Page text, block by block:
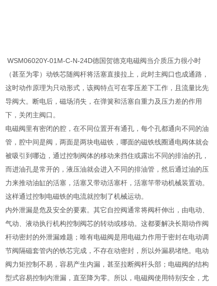
WSM06020Y-01M-C-N-24D德国贺德克电磁阀当介质压力很小时
（甚至为零）动铁芯随阀杆将活塞直接拉上，此时主阀口也成通路，
这时动作原理为只动形式，该阀特点可在零压差下工作，且流量比先
导阀大。断电后，磁场消失，在弹簧和活塞自重力及压力差的作用
下，关闭主阀口。
电磁阀里有密闭的腔，在不同位置开有通孔，每个孔都通向不同的油
管，腔中间是阀，两面是两块电磁铁，哪面的磁铁线圈通电阀体就会
被吸引到哪边，通过控制阀体的移动来挡住或露出不同的排油的孔，
而进油孔是常开的，液压油就会进入不同的排油管，然后通过油的压
力来推动油缸的活塞，活塞又带动活塞杆，活塞竿带动机械装置动。
这样通过控制电磁铁的电流就控制了机械运动。
内外泄漏是危及安全的要素。其它自控阀通常将阀杆伸出，由电动、
气动、液动执行机构控制阀芯的转动或移动。这都要解决长期动作阀
杆动密封的外泄漏难题；唯有电磁阀是用电磁力作用于密封在电动调
节阀隔磁套管内的铁芯完成，不存在动密封，所以外漏易堵绝。电动
阀力矩控制不易，容易产生内漏，甚至拉断阀杆头部；电磁阀的结构
型式容易控制内泄漏，直至降为零。所以，电磁阀使用特别安全，尤